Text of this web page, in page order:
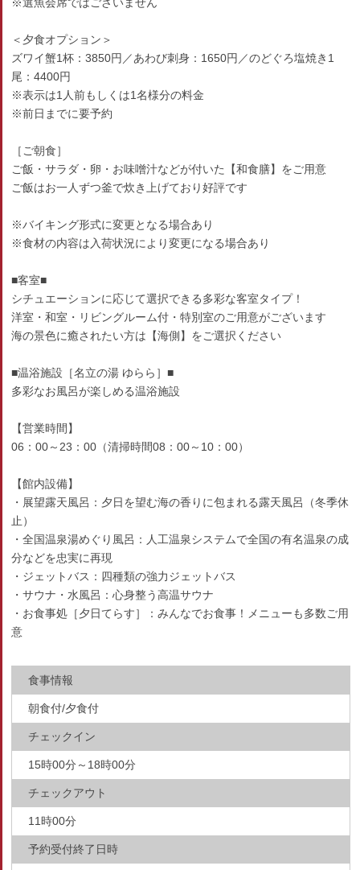
＜夕食オプション＞
ズワイ蟹1杯：3850円／あわび刺身：1650円／のどぐろ塩焼き1
尾：4400円
※表示は1人前もしくは1名様分の料金
※前日までに要予約
［ご朝食］
ご飯・サラダ・卵・お味噌汁などが付いた【和食膳】をご用意
ご飯はお一人ずつ釜で炊き上げており好評です
※バイキング形式に変更となる場合あり
※食材の内容は入荷状況により変更になる場合あり
■客室■
シチュエーションに応じて選択できる多彩な客室タイプ！
洋室・和室・リビングルーム付・特別室のご用意がございます
海の景色に癒されたい方は【海側】をご選択ください
■温浴施設［名立の湯 ゆらら］■
多彩なお風呂が楽しめる温浴施設
【営業時間】
06：00～23：00（清掃時間08：00～10：00）
【館内設備】
・展望露天風呂：夕日を望む海の香りに包まれる露天風呂（冬季休
止）
・全国温泉湯めぐり風呂：人工温泉システムで全国の有名温泉の成
分などを忠実に再現
・ジェットバス：四種類の強力ジェットバス
・サウナ・水風呂：心身整う高温サウナ
・お食事処［夕日てらす］：みんなでお食事！メニューも多数ご用
意
食事情報
朝食付/夕食付
チェックイン
15時00分～18時00分
チェックアウト
11時00分
予約受付終了日時